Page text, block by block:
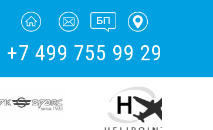
+7 499 755 99 29